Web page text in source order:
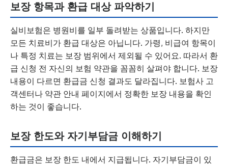
보장 항목과 환급 대상 파악하기
실비보험은 병원비를 일부 돌려받는 상품입니다. 하지만
모든 치료비가 환급 대상은 아닙니다. 가령, 비급여 항목이
나 특정 치료는 보장 범위에서 제외될 수 있어요. 따라서 환
급 신청 전 자신의 보험 약관을 꼼꼼히 살펴야 합니다. 보장
내용이 다르면 환급금 신청 결과도 달라집니다. 보험사 고
객센터나 약관 안내 페이지에서 정확한 보장 내용을 확인
하는 것이 좋습니다.
보장 한도와 자기부담금 이해하기
환급금은 보장 한도 내에서 지급됩니다. 자기부담금이 있